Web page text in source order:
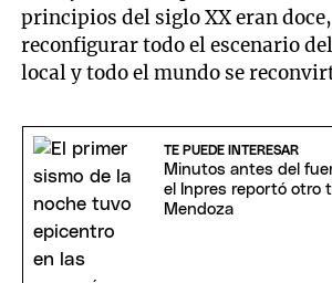
principios del siglo XX eran
reconfigurar todo el escenario
local y todo el mundo se
TE PUEDE INTERESAR
Minutos antes del
el Inpres reportó otro
Mendoza